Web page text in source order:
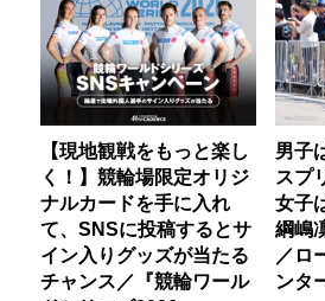
【現地観戦をもっと楽し
く！】競輪場限定オリジ
ナルカードを手に入れ
て、SNSに投稿するとサ
イン入りグッズが当たる
チャンス／『競輪ワール
男子
スプ
女子
綱嶋
／ロ
ンタ